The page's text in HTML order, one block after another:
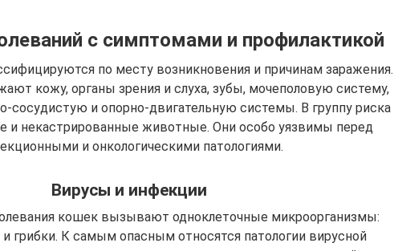
с симптомами и профилактикой
по месту возникновения и причинам заражения.
кожу, органы зрения и слуха, зубы, мочеполовую систему,
сосудистую и опорно-двигательную системы. В группу риска
и некастрированные животные. Они особо уязвимы перед
и онкологическими патологиями.
Вирусы и инфекции
кошек вызывают одноклеточные микроорганизмы:
грибки. К самым опасным относятся патологии вирусной